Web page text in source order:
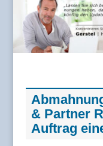
& Partner
Auftrag